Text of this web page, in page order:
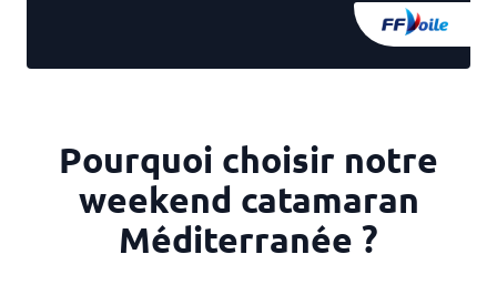
Pourquoi choisir notre
weekend catamaran
Méditerranée ?